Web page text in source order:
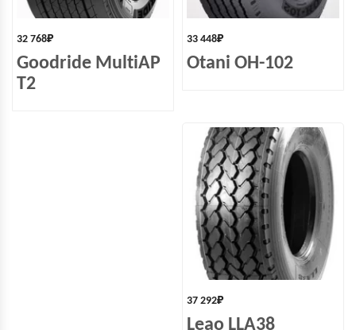
32 768₽
Goodride MultiAP
T2
33 448₽
Otani OH-102
37 292₽
Leao LLA38